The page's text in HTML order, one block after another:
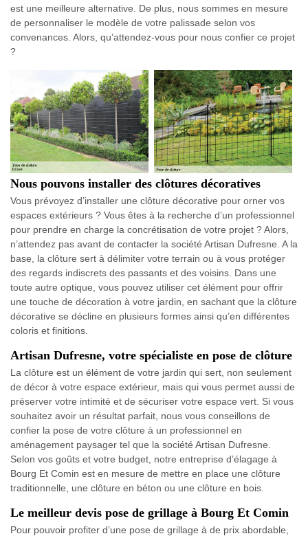
est une meilleure alternative. De plus, nous sommes en mesure
de personnaliser le modèle de votre palissade selon vos
convenances. Alors, qu’attendez-vous pour nous confier ce projet
?
Nous pouvons installer des clôtures décoratives
Vous prévoyez d’installer une clôture décorative pour orner vos
espaces extérieurs ? Vous êtes à la recherche d’un professionnel
pour prendre en charge la concrétisation de votre projet ? Alors,
n’attendez pas avant de contacter la société Artisan Dufresne. A la
base, la clôture sert à délimiter votre terrain ou à vous protéger
des regards indiscrets des passants et des voisins. Dans une
toute autre optique, vous pouvez utiliser cet élément pour offrir
une touche de décoration à votre jardin, en sachant que la clôture
décorative se décline en plusieurs formes ainsi qu’en différentes
coloris et finitions.
Artisan Dufresne, votre spécialiste en pose de clôture
La clôture est un élément de votre jardin qui sert, non seulement
de décor à votre espace extérieur, mais qui vous permet aussi de
préserver votre intimité et de sécuriser votre espace vert. Si vous
souhaitez avoir un résultat parfait, nous vous conseillons de
confier la pose de votre clôture à un professionnel en
aménagement paysager tel que la société Artisan Dufresne.
Selon vos goûts et votre budget, notre entreprise d’élagage à
Bourg Et Comin est en mesure de mettre en place une clôture
traditionnelle, une clôture en béton ou une clôture en bois.
Le meilleur devis pose de grillage à Bourg Et Comin
Pour pouvoir profiter d’une pose de grillage à de prix abordable,